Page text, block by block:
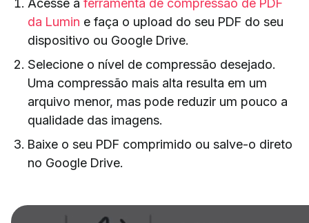
Acesse a ferramenta de compressão de PDF
da Lumin e faça o upload do seu PDF do seu
dispositivo ou Google Drive.
Selecione o nível de compressão desejado.
Uma compressão mais alta resulta em um
arquivo menor, mas pode reduzir um pouco a
qualidade das imagens.
Baixe o seu PDF comprimido ou salve-o direto
no Google Drive.